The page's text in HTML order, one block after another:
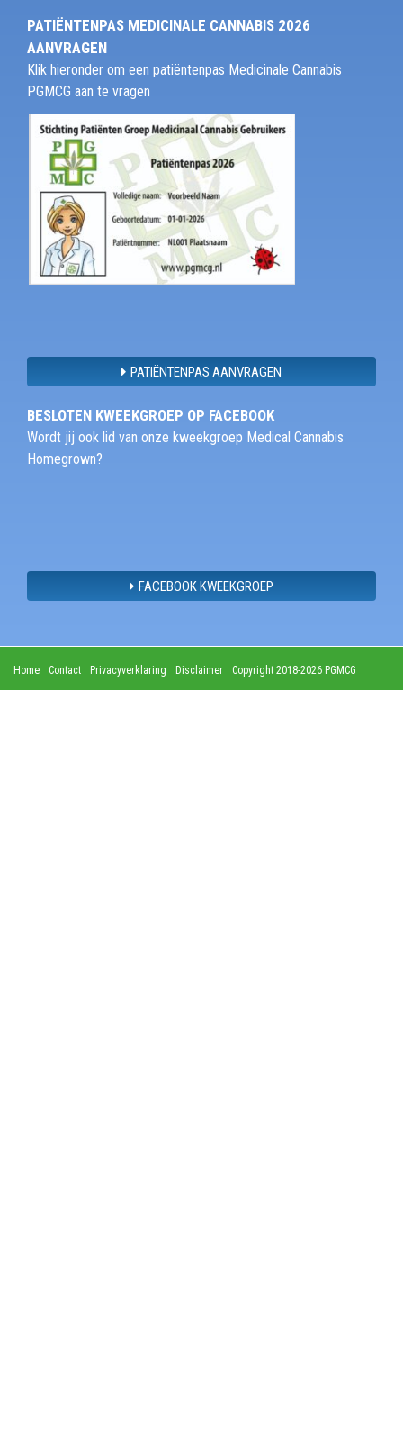
PATIËNTENPAS MEDICINALE CANNABIS 2026
AANVRAGEN
Klik hieronder om een patiëntenpas Medicinale Cannabis
PGMCG aan te vragen
PATIËNTENPAS AANVRAGEN
BESLOTEN KWEEKGROEP OP FACEBOOK
Wordt jij ook lid van onze kweekgroep Medical Cannabis
Homegrown?
FACEBOOK KWEEKGROEP
Home Contact Privacyverklaring Disclaimer Copyright 2018-2026 PGMCG